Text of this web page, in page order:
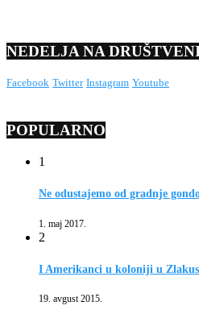
NEDELJA NA
Facebook Twitter Instagram Youtube
POPULARNO
1
Ne odustajemo od gradnje
1. maj 2017.
2
I Amerikanci u koloniji u
19. avgust 2015.